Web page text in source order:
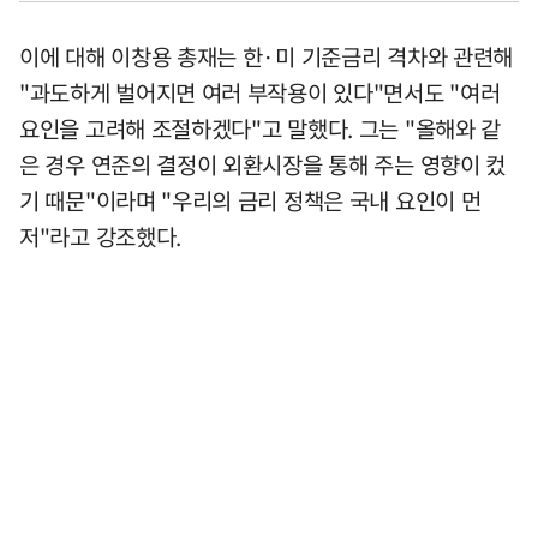
이에 대해 이창용 총재는 한·미 기준금리 격차와 관련해
"과도하게 벌어지면 여러 부작용이 있다"면서도 "여러
요인을 고려해 조절하겠다"고 말했다. 그는 "올해와 같
은 경우 연준의 결정이 외환시장을 통해 주는 영향이 컸
기 때문"이라며 "우리의 금리 정책은 국내 요인이 먼
저"라고 강조했다.